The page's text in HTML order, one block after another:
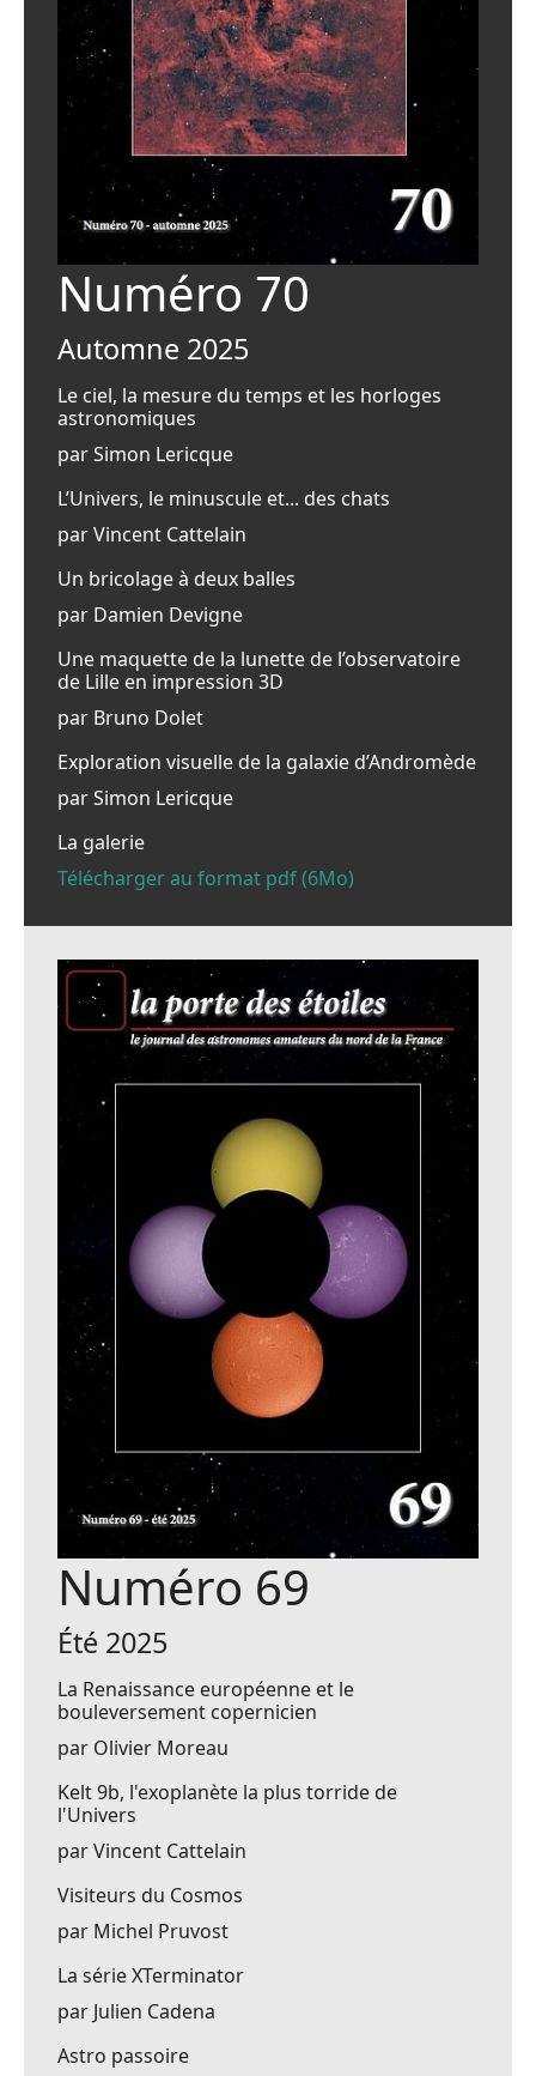
Numéro 70
Automne 2025
Le ciel, la mesure du temps et les horloges
astronomiques
par Simon Lericque
L’Univers, le minuscule et... des chats
par Vincent Cattelain
Un bricolage à deux balles
par Damien Devigne
Une maquette de la lunette de l’observatoire
de Lille en impression 3D
par Bruno Dolet
Exploration visuelle de la galaxie d’Andromède
par Simon Lericque
La galerie
Télécharger au format pdf (6Mo)
Numéro 69
Été 2025
La Renaissance européenne et le
bouleversement copernicien
par Olivier Moreau
Kelt 9b, l'exoplanète la plus torride de
l'Univers
par Vincent Cattelain
Visiteurs du Cosmos
par Michel Pruvost
La série XTerminator
par Julien Cadena
Astro passoire